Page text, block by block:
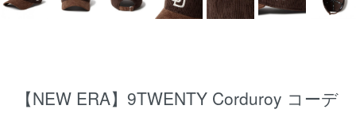
【NEW ERA】9TWENTY Corduroy コーデ